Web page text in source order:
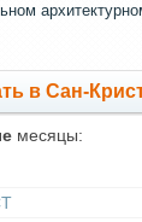
в Сан-
месяцы: